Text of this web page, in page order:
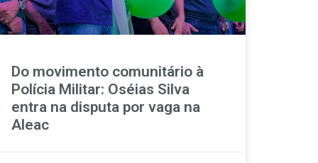
Do movimento comunitário à
Polícia Militar: Oséias Silva
entra na disputa por vaga na
Aleac